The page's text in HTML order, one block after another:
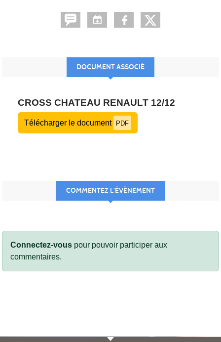
DOCUMENT ASSOCIÉ
CROSS CHATEAU RENAULT 12/12
Télécharger le document PDF
COMMENTEZ L’ÉVÈNEMENT
Connectez-vous pour pouvoir participer aux
commentaires.